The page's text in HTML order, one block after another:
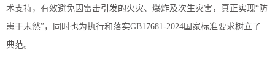
术支持， 有效避免因雷击引发的火灾、爆炸及次生灾害，真正实现“防
患于未然”， 同时也为执行和落实GB17681-2024国家标准要求树立了
典范。